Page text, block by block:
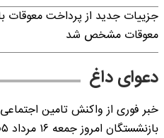
جزییات جدید از پرداخت معوقات
معوقات مشخص شد
دعوای داغ
خبر فوری از واکنش تامین
بازنشستگان امروز جمعه ۱۶ مرداد ۱۴۰۵